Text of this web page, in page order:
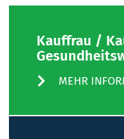
Kauffrau /
MEHR